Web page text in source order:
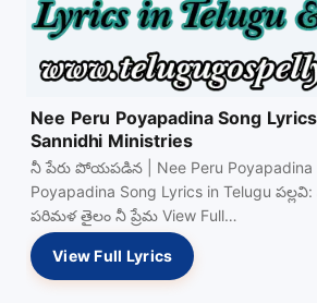
Nee Peru Poyapadina Song
Sannidhi Ministries
నీ పేరు పోయపడిన | Nee Peru Poyapadina
Poyapadina Song Lyrics in Telugu
పరిమళ తైలం నీ ప్రేమ View Full…
View Full Lyrics